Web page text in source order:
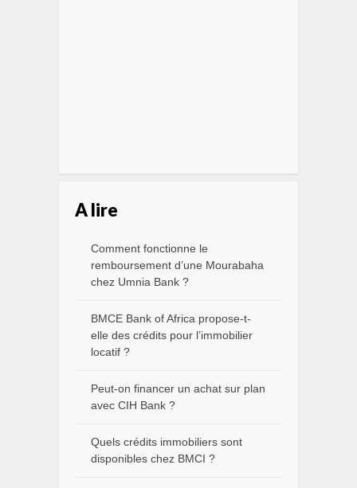
A lire
Comment fonctionne le
remboursement d’une Mourabaha
chez Umnia Bank ?
BMCE Bank of Africa propose-t-
elle des crédits pour l’immobilier
locatif ?
Peut-on financer un achat sur plan
avec CIH Bank ?
Quels crédits immobiliers sont
disponibles chez BMCI ?